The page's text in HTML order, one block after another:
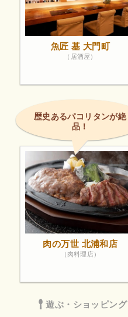
魚匠 基 大門町
（居酒屋）
歴史あるパコリタンが絶
品！
肉の万世 北浦和店
（肉料理店）
遊ぶ・ショッピング